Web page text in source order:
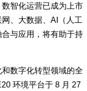
智化运营已成为上市
、大数据、AI（人工
与应用，将有助于持
数字化转型领域的全
环境平台于 8 月 27